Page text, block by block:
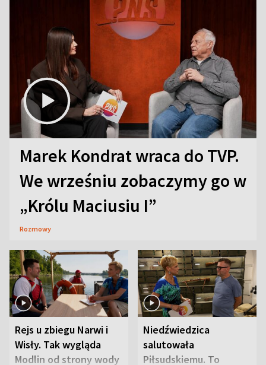
Marek Kondrat wraca do TVP.
We wrześniu zobaczymy go w
„Królu Maciusiu I”
Rozmowy
Rejs u zbiegu Narwi i
Wisły. Tak wygląda
Modlin od strony wody
Niedźwiedzica
salutowała
Piłsudskiemu. To